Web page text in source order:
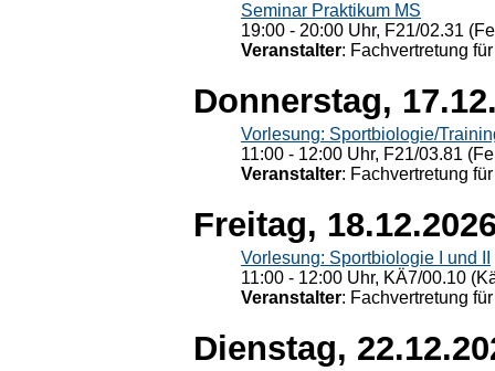
Seminar Praktikum MS
19:00 - 20:00 Uhr, F21/02.31
Veranstalter: Fachvertretung
Donnerstag,
Vorlesung: Sportbiologie/
11:00 - 12:00 Uhr, F21/03.81
Veranstalter: Fachvertretung
Freitag,
Vorlesung: Sportbiologie I und II
11:00 - 12:00 Uhr, KÄ7/00.10
Veranstalter: Fachvertretung
Dienstag,